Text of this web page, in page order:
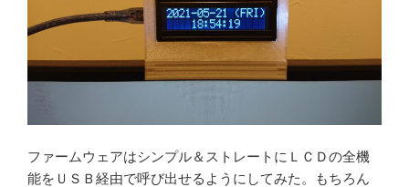
ファームウェアはシンプル＆ストレートにＬＣＤの全機
能をＵＳＢ経由で呼び出せるようにしてみた。もちろん